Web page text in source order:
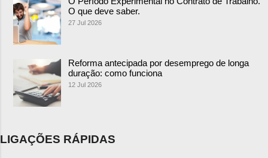
O que deve saber.
27 Jul 2026
Reforma antecipada por desemprego de longa
duração: como funciona
12 Jul 2026
LIGAÇÕES RÁPIDAS